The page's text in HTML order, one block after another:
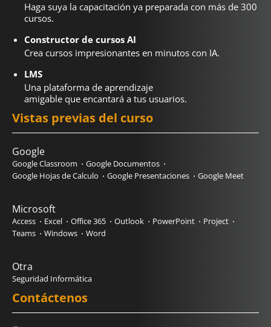
Haga suya la capacitación ya preparada con más de 300
cursos.
Constructor de cursos AI
Crea cursos impresionantes en minutos con IA.
LMS
Una plataforma de aprendizaje
amigable que encantará a tus usuarios.
Vistas previas del curso
Google
Google Classroom
Google Documentos
Google Hojas de Calculo
Google Presentaciones Google Meet
Microsoft
Access Excel Office 365 Outlook PowerPoint
Project
Teams
Windows Word
Otra
Seguridad Informática
Contáctenos